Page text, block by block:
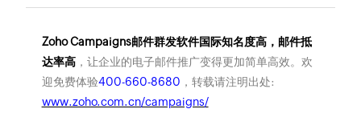
Zoho Campaigns邮件群发软件国际知名度高，邮件抵
达率高，让企业的电子邮件推广变得更加简单高效。欢
迎免费体验400-660-8680 ，转载请注明出处:
www.zoho.com.cn/campaigns/